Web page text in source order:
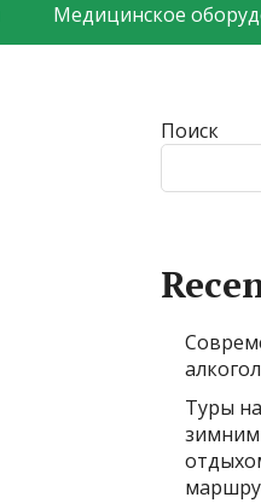
Медицинское
Поиск
Туры